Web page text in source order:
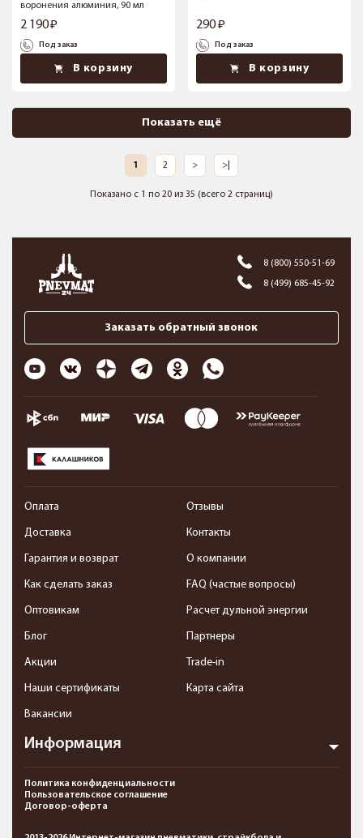
воронения алюминия, 90 мл
2 190
Под заказ
В корзину
290
Под заказ
В корзину
Показать ещё
1 2 > >|
Показано с 1 по 20 из 35 (всего 2 страниц)
8 (800) 550-51-69
8 (499) 685-45-92
Заказать обратный звонок
Информация
Оплата
Доставка
Гарантия и возврат
Как сделать заказ
Оптовикам
Блог
Акции
Наши сертификаты
Вакансии
Отзывы
Контакты
О компании
FAQ (частые вопросы)
Расчет дульной энергии
Партнеры
Trade-in
Карта сайта
Политика конфиденциальности
Пользовательское соглашение
Договор-оферта